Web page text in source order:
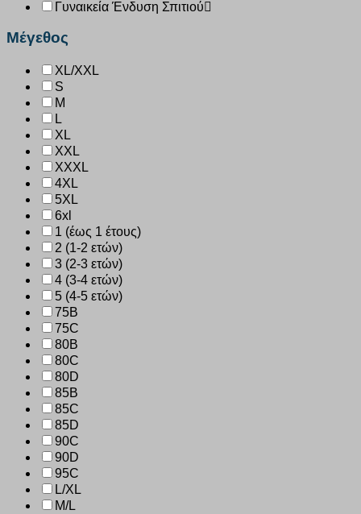
Γυναικεία Ένδυση Σπιτιού
Μέγεθος
XL/XXL
S
M
L
XL
XXL
XXXL
4XL
5XL
6xl
1 (έως 1 έτους)
2 (1-2 ετών)
3 (2-3 ετών)
4 (3-4 ετών)
5 (4-5 ετών)
75B
75C
80B
80C
80D
85B
85C
85D
90C
90D
95C
L/XL
M/L